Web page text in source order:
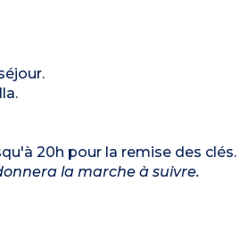
20h pour la remise des clés.
la marche à suivre.